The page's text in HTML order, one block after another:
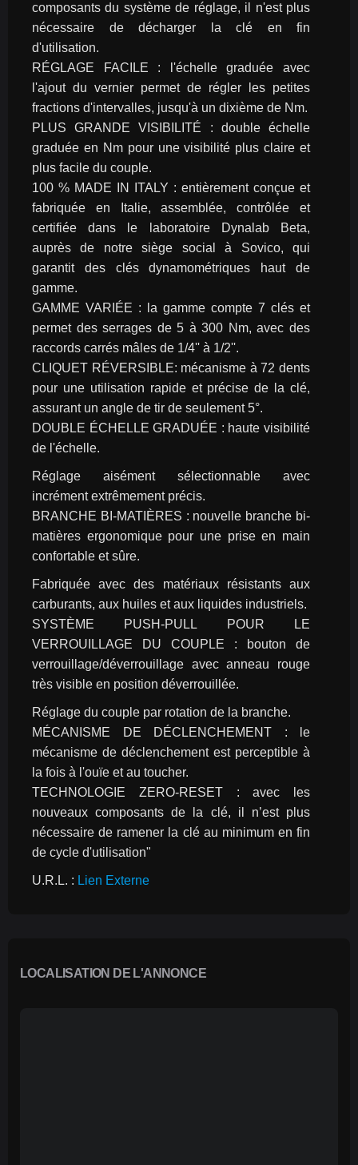
composants du système de réglage, il n'est plus
nécessaire de décharger la clé en fin
d'utilisation.
RÉGLAGE FACILE : l'échelle graduée avec
l'ajout du vernier permet de régler les petites
fractions d'intervalles, jusqu'à un dixième de Nm.
PLUS GRANDE VISIBILITÉ : double échelle
graduée en Nm pour une visibilité plus claire et
plus facile du couple.
100 % MADE IN ITALY : entièrement conçue et
fabriquée en Italie, assemblée, contrôlée et
certifiée dans le laboratoire Dynalab Beta,
auprès de notre siège social à Sovico, qui
garantit des clés dynamométriques haut de
gamme.
GAMME VARIÉE : la gamme compte 7 clés et
permet des serrages de 5 à 300 Nm, avec des
raccords carrés mâles de 1/4'' à 1/2''.
CLIQUET RÉVERSIBLE: mécanisme à 72 dents
pour une utilisation rapide et précise de la clé,
assurant un angle de tir de seulement 5°.
DOUBLE ÉCHELLE GRADUÉE : haute visibilité
de l'échelle.
Réglage aisément sélectionnable avec
incrément extrêmement précis.
BRANCHE BI-MATIÈRES : nouvelle branche bi-
matières ergonomique pour une prise en main
confortable et sûre.
Fabriquée avec des matériaux résistants aux
carburants, aux huiles et aux liquides industriels.
SYSTÈME PUSH-PULL POUR LE
VERROUILLAGE DU COUPLE : bouton de
verrouillage/déverrouillage avec anneau rouge
très visible en position déverrouillée.
Réglage du couple par rotation de la branche.
MÉCANISME DE DÉCLENCHEMENT : le
mécanisme de déclenchement est perceptible à
la fois à l'ouïe et au toucher.
TECHNOLOGIE ZERO-RESET : avec les
nouveaux composants de la clé, il n’est plus
nécessaire de ramener la clé au minimum en fin
de cycle d'utilisation"
U.R.L. : Lien Externe
LOCALISATION DE L'ANNONCE